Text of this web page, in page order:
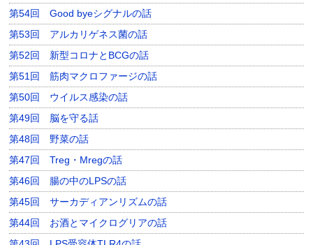
第54回 Good byeシグナルの話
第53回 アルカリゲネス菌の話
第52回 新型コロナとBCGの話
第51回 筋肉マクロファージの話
第50回 ウイルス感染の話
第49回 脳を守る話
第48回 野菜の話
第47回 Treg・Mregの話
第46回 腸の中のLPSの話
第45回 サーカディアンリズムの話
第44回 お酒とマイクログリアの話